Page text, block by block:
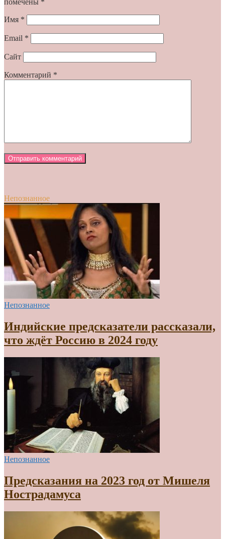
помечены *
Имя *
Email *
Сайт
Комментарий *
Непознанное
Непознанное
Индийские предсказатели рассказали,
что ждёт Россию в 2024 году
Непознанное
Предсказания на 2023 год от Мишеля
Нострадамуса